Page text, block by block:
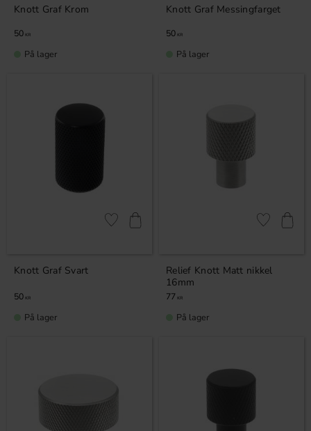
Knott Graf Krom
50 KR
På lager
Knott Graf Messingfarget
50 KR
På lager
Knott Graf Svart
50 KR
Lagre som favoritt
På lager
Relief Knott Matt nikkel
16mm
77 KR
Lagre som
På lager